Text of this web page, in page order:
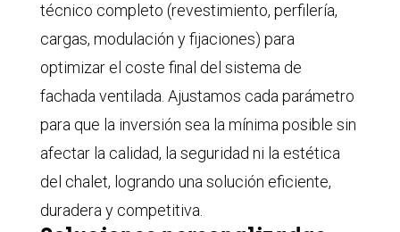
técnico completo (revestimiento, perfilería,
cargas, modulación y fijaciones) para
optimizar el coste final del sistema de
fachada ventilada. Ajustamos cada parámetro
para que la inversión sea la mínima posible sin
afectar la calidad, la seguridad ni la estética
del chalet, logrando una solución eficiente,
duradera y competitiva.